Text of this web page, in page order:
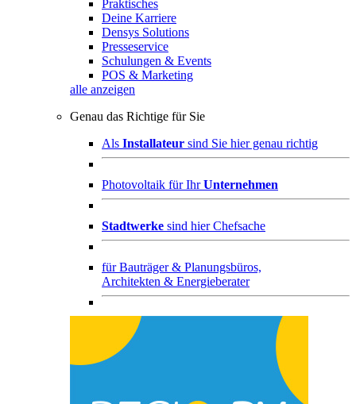
Praktisches
Deine Karriere
Densys Solutions
Presseservice
Schulungen & Events
POS & Marketing
alle anzeigen
Genau das Richtige für Sie
Als Installateur sind Sie hier genau richtig
Photovoltaik für IhrUnternehmen
Stadtwerke sind hier Chefsache
fürBauträger & Planungsbüros,
Architekten & Energieberater